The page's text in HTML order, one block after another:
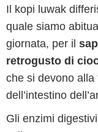
Il kopi luwak
quale siamo
giornata, per il
retrogusto di
che si devono alla
dell’intestino
Gli enzimi